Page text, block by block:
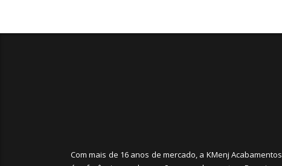
Com mais de 16 anos de mercado, a KMenj Acabamentos